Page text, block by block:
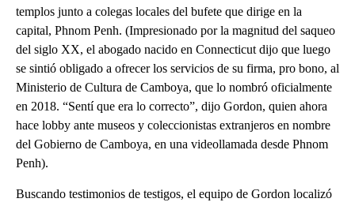
templos junto a colegas locales del bufete que dirige en la
capital, Phnom Penh. (Impresionado por la magnitud del saqueo
del siglo XX, el abogado nacido en Connecticut dijo que luego
se sintió obligado a ofrecer los servicios de su firma, pro bono, al
Ministerio de Cultura de Camboya, que lo nombró oficialmente
en 2018. “Sentí que era lo correcto”, dijo Gordon, quien ahora
hace lobby ante museos y coleccionistas extranjeros en nombre
del Gobierno de Camboya, en una videollamada desde Phnom
Penh).
Buscando testimonios de testigos, el equipo de Gordon localizó